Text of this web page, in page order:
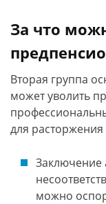
За что
Вторая группа
может уволить
для расторжения
Заключение
можно